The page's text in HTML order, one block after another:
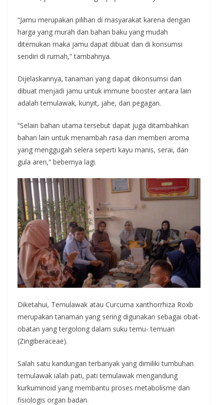
“Jamu merupakan pilihan di masyarakat karena dengan
harga yang murah dan bahan baku yang mudah
ditemukan maka jamu dapat dibuat dan di konsumsi
sendiri di rumah,” tambahnya.
Dijelaskannya, tanaman yang dapat dikonsumsi dan
dibuat menjadi jamu untuk immune booster antara lain
adalah temulawak, kunyit, jahe, dan pegagan.
“Selain bahan utama tersebut dapat juga ditambahkan
bahan lain untuk menambah rasa dan memberi aroma
yang menggugah selera seperti kayu manis, serai, dan
gula aren,” bebernya lagi.
Diketahui, Temulawak atau Curcuma xanthorrhiza Roxb
merupakan tanaman yang sering digunakan sebagai obat-
obatan yang tergolong dalam suku temu- temuan
(Zingiberaceae).
Salah satu kandungan terbanyak yang dimiliki tumbuhan
temulawak ialah pati, pati temulawak mengandung
kurkuminoid yang membantu proses metabolisme dan
fisiologis organ badan.